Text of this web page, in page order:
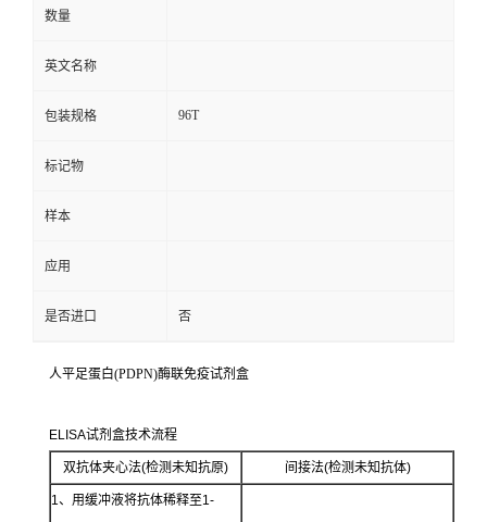
数量
英文名称
包装规格 96T
标记物
样本
应用
是否进口 否
人平足蛋白(PDPN)酶联免疫试剂盒
ELISA试剂盒技术流程
双抗体夹心法(检测未知抗原) 间接法(检测未知抗体)
1、用缓冲液将抗体稀释至1-